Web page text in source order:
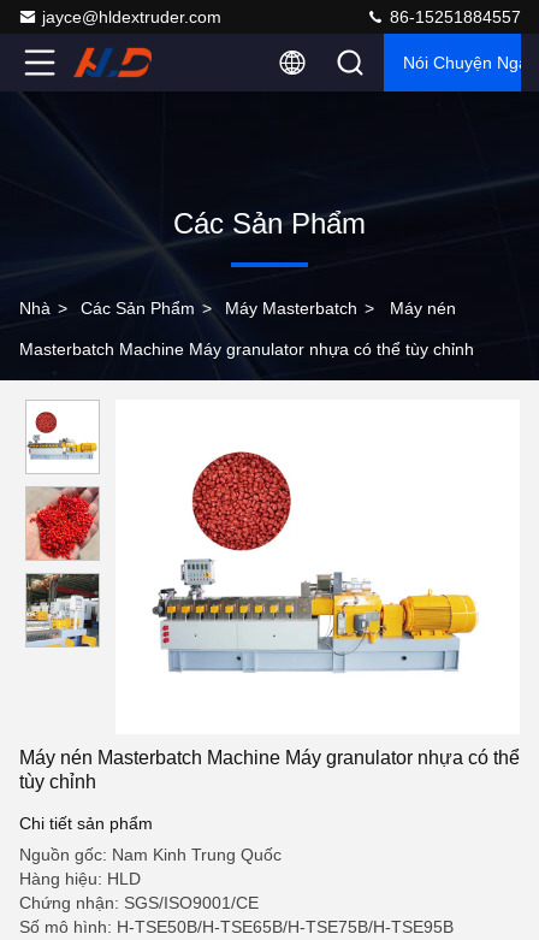
jayce@hldextruder.com 86-15251884557
Nói Chuyện Ngay.
Các Sản Phẩm
Nhà > Các Sản Phẩm > Máy Masterbatch > Máy nén
Masterbatch Machine Máy granulator nhựa có thể tùy chỉnh
Máy nén Masterbatch Machine Máy granulator nhựa có thể
tùy chỉnh
Chi tiết sản phẩm
Nguồn gốc: Nam Kinh Trung Quốc
Hàng hiệu: HLD
Chứng nhận: SGS/ISO9001/CE
Số mô hình: H-TSE50B/H-TSE65B/H-TSE75B/H-TSE95B